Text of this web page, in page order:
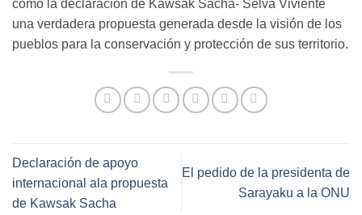
como la declaración de Kawsak Sacha- Selva Viviente
una verdadera propuesta generada desde la visión de los
pueblos para la conservación y protección de sus territorio.
Declaración de apoyo
internacional ala propuesta
de Kawsak Sacha
El pedido de la presidenta de
Sarayaku a la ONU